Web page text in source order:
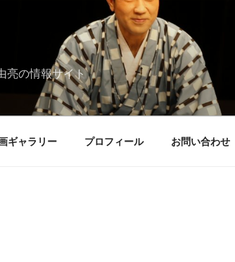
亮の情報サイト
ギャラリー プロフィール お問い合わせ